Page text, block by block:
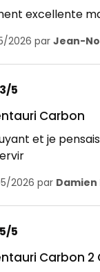
excellente
2026 par Jean-
5
Carbon
et je
2026 par Damien
5
Carbon 2